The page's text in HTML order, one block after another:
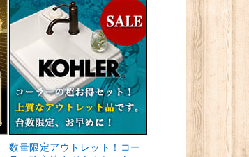
数量限定アウトレット！コー